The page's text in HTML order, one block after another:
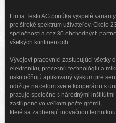
Firma Testo AG ponúka vyspelé
pre široké spektrum užívateľov. Okolo
spoločností a cez 80 obchodných
všetkých kontinentoch.
Vývojoví pracovníci zastupujúci všetky
elektroniku, procesnú technológiu a
uskutočňujú aplikovaný výskum pre
udržuje na celom svete kooperáciu s
pracuje spoločne s národnými inštitútmi
zastúpené vo veľkom počte grémií,
které sa zaoberajú inovačnou technikou.